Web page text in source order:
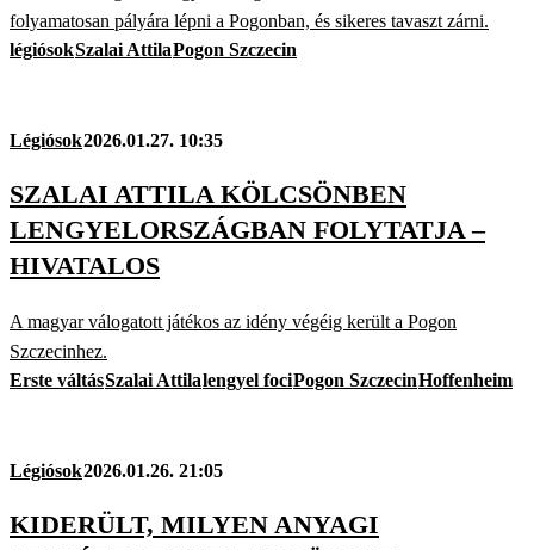
folyamatosan pályára lépni a Pogonban, és sikeres tavaszt zárni.
légiósokSzalai AttilaPogon Szczecin
Légiósok2026.01.27. 10:35
SZALAI ATTILA KÖLCSÖNBEN
LENGYELORSZÁGBAN FOLYTATJA –
HIVATALOS
A magyar válogatott játékos az idény végéig került a Pogon
Szczecinhez.
Erste váltásSzalai Attilalengyel fociPogon SzczecinHoffenheim
Légiósok2026.01.26. 21:05
KIDERÜLT, MILYEN ANYAGI